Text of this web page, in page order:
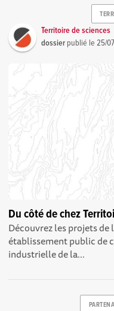
Territoire de sciences
dossier publié le25/
Du côté de chez
Découvrez les projets
établissement public de
industrielle de la...